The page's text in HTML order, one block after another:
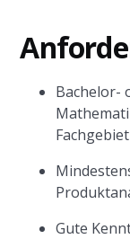
Bachelor-
Fachgebiet
Gute